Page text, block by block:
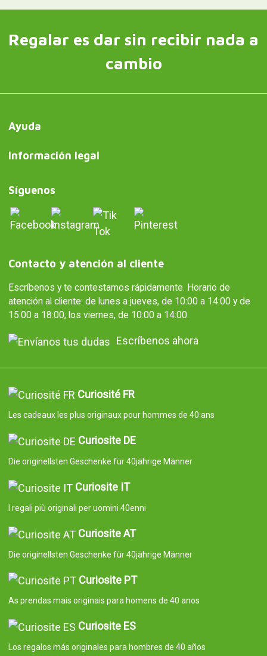
Regalar es dar sin recibir nada a
cambio
Ayuda
Información legal
Síguenos
Contacto y atención al cliente
Escríbenos y te contestamos rápidamente. Horario de
atención al cliente: de lunes a jueves, de 10:00 a 14:00 y de
15:00 a 18:00; los viernes, de 10:00 a 14:00.
Escríbenos ahora
Curiosité FR
Les cadeaux les plus originaux pour hommes de 40 ans
Curiosite DE
Die originellsten Geschenke für 40jährige Männer
Curiosite IT
I regali più originali per uomini 40enni
Curiosite AT
Die originellsten Geschenke für 40jährige Männer
Curiosite PT
As prendas mais originais para homens de 40 anos
Curiosite ES
Los regalos más originales para hombres de 40 años